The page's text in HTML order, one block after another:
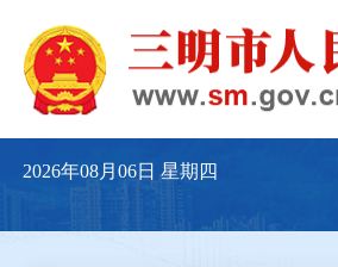
2026年08月06日星期四